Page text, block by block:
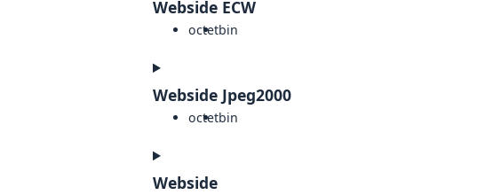
Webside ECW
octetbin
Webside Jpeg2000
octetbin
Webside